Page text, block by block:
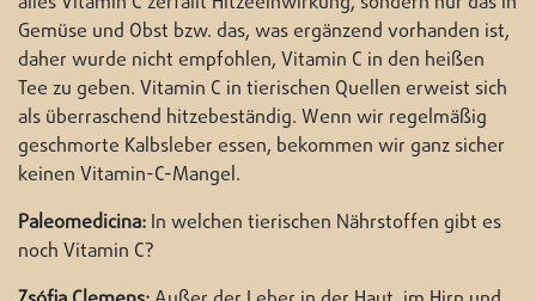
Gemüse und Obst bzw. das, was ergänzend vorhanden ist,
daher wurde nicht empfohlen, Vitamin C in den heißen
Tee zu geben. Vitamin C in tierischen Quellen erweist sich
als überraschend hitzebeständig. Wenn wir regelmäßig
geschmorte Kalbsleber essen, bekommen wir ganz sicher
keinen Vitamin-C-Mangel.
Paleomedicina: In welchen tierischen Nährstoffen gibt es
noch Vitamin C?